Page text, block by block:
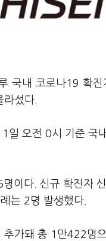
국내 코로나19 확
섰다.
1일 오전 0시 기준
이다. 신규 확진자
는 2명 발생했다.
추가돼 총 1만422명